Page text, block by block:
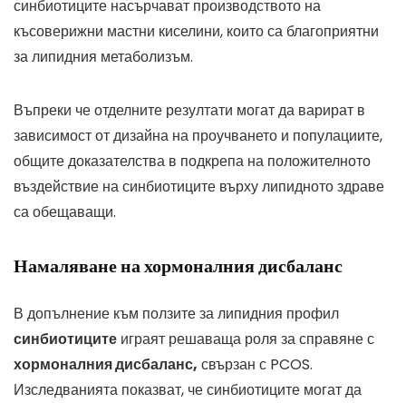
синбиотиците насърчават производството на
късоверижни мастни киселини, които са благоприятни
за липидния метаболизъм.
Въпреки че отделните резултати могат да варират в
зависимост от дизайна на проучването и популациите,
общите доказателства в подкрепа на положителното
въздействие на синбиотиците върху липидното здраве
са обещаващи.
Намаляване на хормоналния дисбаланс
В допълнение към ползите за липидния профил
синбиотиците играят решаваща роля за справяне с
хормоналния дисбаланс, свързан с PCOS.
Изследванията показват, че синбиотиците могат да